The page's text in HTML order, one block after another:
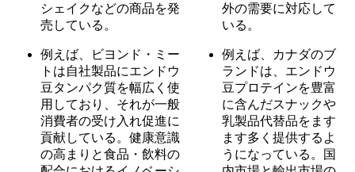
シェイクなどの商品を発
売している。
例えば、ビヨンド・ミー
トは自社製品にエンドウ
豆タンパク質を幅広く使
用しており、それが一般
消費者の受け入れ促進に
貢献している。健康意識
の高まりと食品・飲料の
外の需要に対応して
いる。
例えば、カナダのブ
ランドは、エンドウ
豆プロテインを豊富
に含んだスナックや
乳製品代替品をます
ます多く提供するよ
うになっている。国